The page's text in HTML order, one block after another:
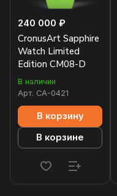
240 000 ₽
CronusArt Sapphire
Watch Limited
Edition CM08-D
В наличии
Арт. CA-0421
В корзину
В корзине